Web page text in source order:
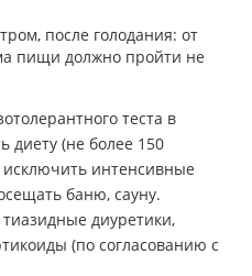
после голодания: от
пищи должно пройти не
теста в
диету (не более 150
исключить интенсивные
баню, сауну.
диуретики,
(по согласованию с